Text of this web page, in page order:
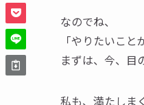
なのでね、
「やりたいこ
まずは、今、目
私も、満たしま